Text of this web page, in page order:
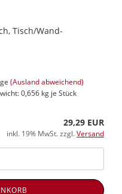
Tisch/Wand-
(Ausland abweichend)
0,656 kg je Stück
29,29 EUR
inkl. 19% MwSt. zzgl.Versand